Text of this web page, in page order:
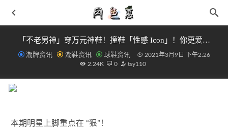
「不老男神」穿万元神鞋！撞鞋「性感 Icon」！你更爱…
潮牌资讯 潮鞋资讯 球鞋资讯
2021年3月9日 下午2:26
2.24K
0 tsy110
本期明星上脚重点在 “狠”！
CHIRRUT ÎMWE™ 胶囊系列星球大战致敬服饰